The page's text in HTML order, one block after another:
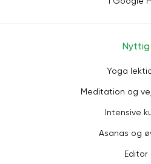
Nyttig
Yoga
Meditation og
Intensive
Asanas og
Editor